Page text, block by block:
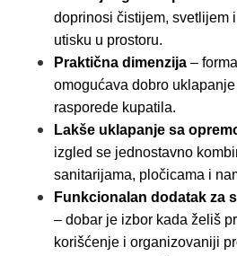
doprinosi čistijem, svetlijem
utisku u prostoru.
Praktična dimenzija –
omogućava dobro
rasporede kupatila.
Lakše uklapanje sa
izgled se jednostavno
sanitarijama, pločicama i
Funkcionalan dodatak za
– dobar je izbor kada želiš
korišćenje i organizovaniji